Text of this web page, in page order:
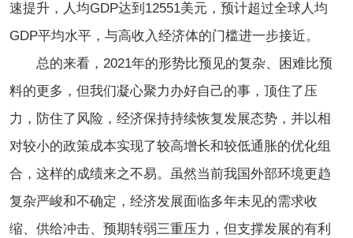
速提升，人均GDP达到12551美元，预计超过全球人均
GDP平均水平，与高收入经济体的门槛进一步接近。
总的来看，2021年的形势比预见的复杂、困难比预
料的更多，但我们凝心聚力办好自己的事，顶住了压
力，防住了风险，经济保持持续恢复发展态势，并以相
对较小的政策成本实现了较高增长和较低通胀的优化组
合，这样的成绩来之不易。虽然当前我国外部环境更趋
复杂严峻和不确定，经济发展面临多年未见的需求收
缩、供给冲击、预期转弱三重压力，但支撑发展的有利